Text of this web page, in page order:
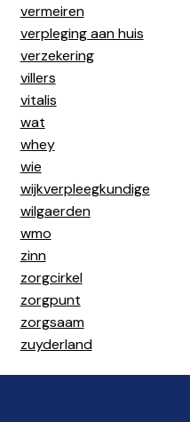
vermeiren
verpleging aan huis
verzekering
villers
vitalis
wat
whey
wie
wijkverpleegkundige
wilgaerden
wmo
zinn
zorgcirkel
zorgpunt
zorgsaam
zuyderland